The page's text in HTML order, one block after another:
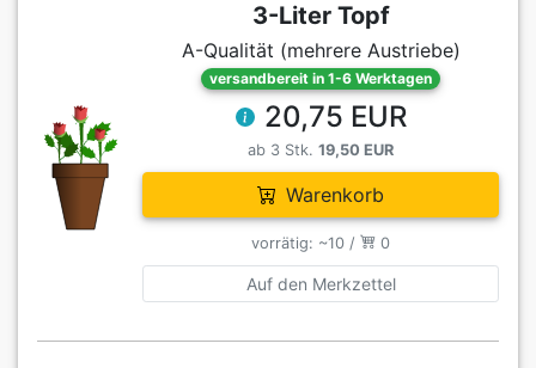
3-Liter Topf
A-Qualität (mehrere Austriebe)
versandbereit in 1-6 Werktagen
20,75 EUR
ab 3 Stk. 19,50 EUR
Warenkorb
vorrätig: ~10 / 0
Auf den Merkzettel